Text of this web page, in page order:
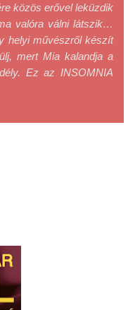
közös erővel leküzdik
valóra válni látszik…
helyi művészről készít
mert Mia kalandja a
Ez az INSOMNIA